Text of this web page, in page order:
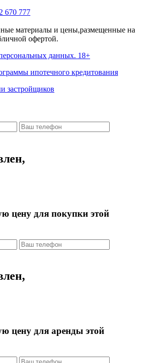
670 777
материалы и цены,размещенные на
офертой.
данных. 18+
ипотечного кредитования
застройщиков
цену для покупки этой
цену для аренды этой